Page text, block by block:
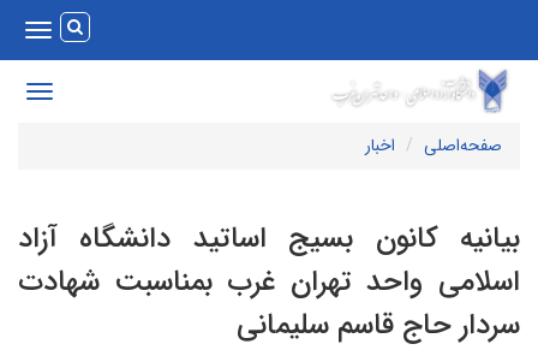
Toggle
Toggle
صفحه‌اصلی
اخبار
کانون بسیج اساتید دانشگاه آزاد
واحد تهران غرب بمناسبت شهادت
حاج قاسم سلیمانی